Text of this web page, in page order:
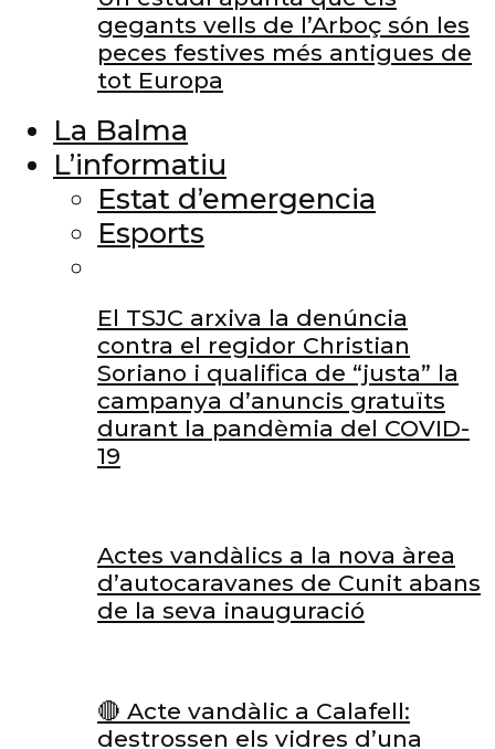
gegants vells de l’Arboç són les
peces festives més antigues de
tot Europa
La Balma
L’informatiu
Estat d’emergencia
Esports
El TSJC arxiva la denúncia
contra el regidor Christian
Soriano i qualifica de “justa” la
campanya d’anuncis gratuïts
durant la pandèmia del COVID-
19
Actes vandàlics a la nova àrea
d’autocaravanes de Cunit abans
de la seva inauguració
🔴 Acte vandàlic a Calafell:
destrossen els vidres d’una